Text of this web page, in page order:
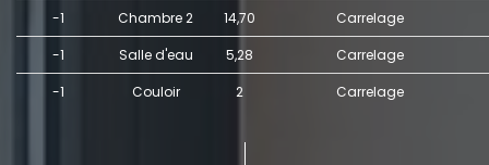
-1
Chambre 2 14,70
Carrelage
-1
Salle d'eau 5,28
Carrelage
-1
Couloir 2 Carrelage